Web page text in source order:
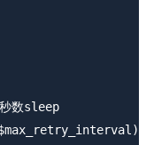
数sleep